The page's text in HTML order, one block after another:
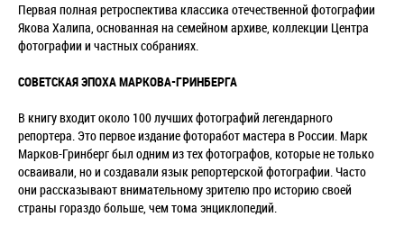
Первая полная ретроспектива классика отечественной фотографии
Якова Халипа, основанная на семейном архиве, коллекции Центра
фотографии и частных собраниях.
СОВЕТСКАЯ ЭПОХА МАРКОВА-ГРИНБЕРГА
В книгу входит около 100 лучших фотографий легендарного
репортера. Это первое издание фоторабот мастера в России. Марк
Марков-Гринберг был одним из тех фотографов, которые не только
осваивали, но и создавали язык репортерской фотографии. Часто
они рассказывают внимательному зрителю про историю своей
страны гораздо больше, чем тома энциклопедий.